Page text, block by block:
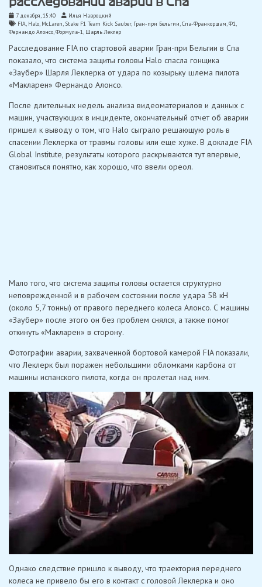
7 декабря, 15:40
Илья Навроцкий
FIA Halo McLaren Stake F1 Team Kick Sauber, Гран-при Бельгии Спа-Франкоршам Ф1
Фернандо Алонсо Формула-1 Шарль Леклер
Расследование FIA по стартовой аварии Гран-при Бельгии в Спа
показало, что система защиты головы Halo спасла гонщика
«Заубер» Шарля Леклерка от удара по козырьку шлема пилота
«Макларен» Фернандо Алонсо.
После длительных недель анализа видеоматериалов и данных с
машин, участвующих в инциденте, окончательный отчет об аварии
пришел к выводу о том, что Halo сыграло решающую роль в
спасении Леклерка от травмы головы или еще хуже. В докладе FIA
Global Institute, результаты которого раскрываются тут впервые,
становиться понятно, как хорошо, что ввели ореол.
Мало того, что система защиты головы остается структурно
неповрежденной и в рабочем состоянии после удара 58 кН
(около 5,7 тонны) от правого переднего колеса Алонсо. С машины
«Заубер» после этого он без проблем снялся, а также помог
откинуть «Макларен» в сторону.
Фотографии аварии, захваченной бортовой камерой FIA показали,
что Леклерк был поражен небольшими обломками карбона от
машины испанского пилота, когда он пролетал над ним.
Однако следствие пришло к выводу, что траектория переднего
колеса не привело бы его в контакт с головой Леклерка и оно